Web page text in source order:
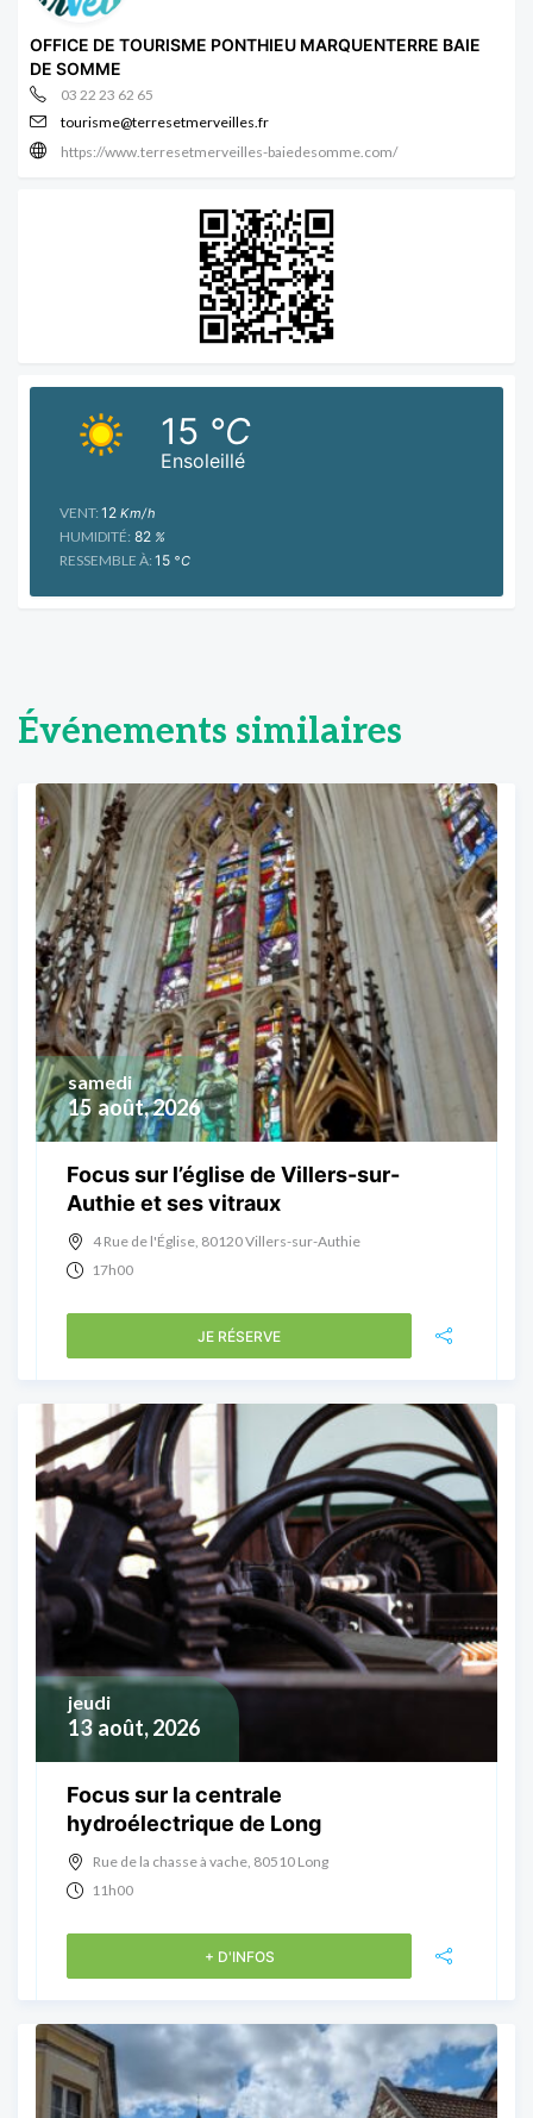
OFFICE DE TOURISME PONTHIEU MARQUENTERRE BAIE
DE SOMME
03 22 23 62 65
tourisme@terresetmerveilles.fr
https://www.terresetmerveilles-baiedesomme.com/
Ensoleillé
15 °C
VENT: 12 Km/h
HUMIDITÉ: 82 %
RESSEMBLE À: 15 °C
Événements similaires
15 août, 2026
samedi
Focus sur l’église de Villers-sur-
Authie et ses vitraux
4 Rue de l'Église, 80120 Villers-sur-Authie
17h00
JE RÉSERVE
13 août, 2026
jeudi
Focus sur la centrale
hydroélectrique de Long
Rue de la chasse à vache, 80510 Long
11h00
+ D'INFOS